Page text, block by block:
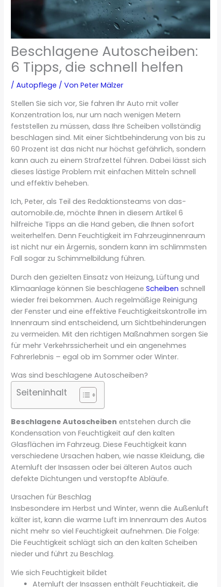
Beschlagene Autoscheiben:
6 Tipps, die schnell helfen
/Autopflege / VonPeter Mälzer
Stellen Sie sich vor, Sie fahren Ihr Auto mit voller
Konzentration los, nur um nach wenigen Metern
feststellen zu müssen, dass Ihre Scheiben vollständig
beschlagen sind. Mit einer Sichtbehinderung von bis zu
60 Prozent ist das nicht nur höchst gefährlich, sondern
kann auch zu einem Strafzettel führen. Dabei lässt sich
dieses lästige Problem mit einfachen Mitteln schnell
und effektiv beheben.
Ich, Peter, als Teil des Redaktionsteams von das-
automobile.de, möchte Ihnen in diesem Artikel 6
hilfreiche Tipps an die Hand geben, die Ihnen sofort
weiterhelfen. Denn Feuchtigkeit im Fahrzeuginnenraum
ist nicht nur ein Ärgernis, sondern kann im schlimmsten
Fall sogar zu Schimmelbildung führen.
Durch den gezielten Einsatz von Heizung, Lüftung und
Klimaanlage können Sie beschlageneScheiben schnell
wieder frei bekommen. Auch regelmäßige Reinigung
der Fenster und eine effektive Feuchtigkeitskontrolle im
Innenraum sind entscheidend, um Sichtbehinderungen
zu vermeiden. Mit den richtigen Maßnahmen sorgen Sie
für mehr Verkehrssicherheit und ein angenehmes
Fahrerlebnis – egal ob im Sommer oder Winter.
Was sind beschlagene Autoscheiben?
Seiteninhalt
Beschlagene Autoscheiben entstehen durch die
Kondensation von Feuchtigkeit auf den kalten
Glasflächen im Fahrzeug. Diese Feuchtigkeit kann
verschiedene Ursachen haben, wie nasse Kleidung, die
Atemluft der Insassen oder bei älteren Autos auch
defekte Dichtungen und verstopfte Abläufe.
Ursachen für Beschlag
Insbesondere im Herbst und Winter, wenn die Außenluft
kälter ist, kann die warme Luft im Innenraum des Autos
nicht mehr so viel Feuchtigkeit aufnehmen. Die Folge:
Die Feuchtigkeit schlägt sich an den kalten Scheiben
nieder und führt zu Beschlag.
Wie sich Feuchtigkeit bildet
Atemluft der Insassen enthält Feuchtigkeit, die